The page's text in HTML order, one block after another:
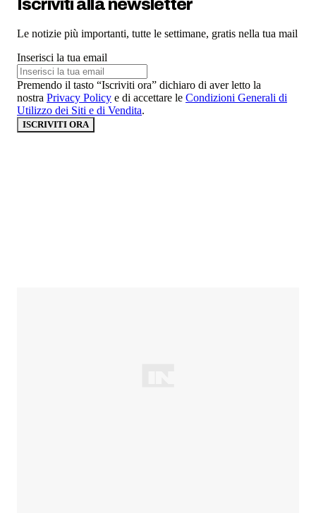
Iscriviti alla newsletter
Le notizie più importanti, tutte le settimane, gratis nella tua mail
Inserisci la tua email
Premendo il tasto “Iscriviti ora” dichiaro di aver letto la
nostra Privacy Policy e di accettare le Condizioni Generali di
Utilizzo dei Siti e di Vendita.
ISCRIVITI ORA